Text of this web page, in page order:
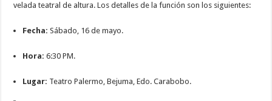
velada teatral de altura. Los detalles de la función son los siguientes:
Fecha: Sábado, 16 de mayo.
Hora: 6:30 PM.
Lugar: Teatro Palermo, Bejuma, Edo. Carabobo.